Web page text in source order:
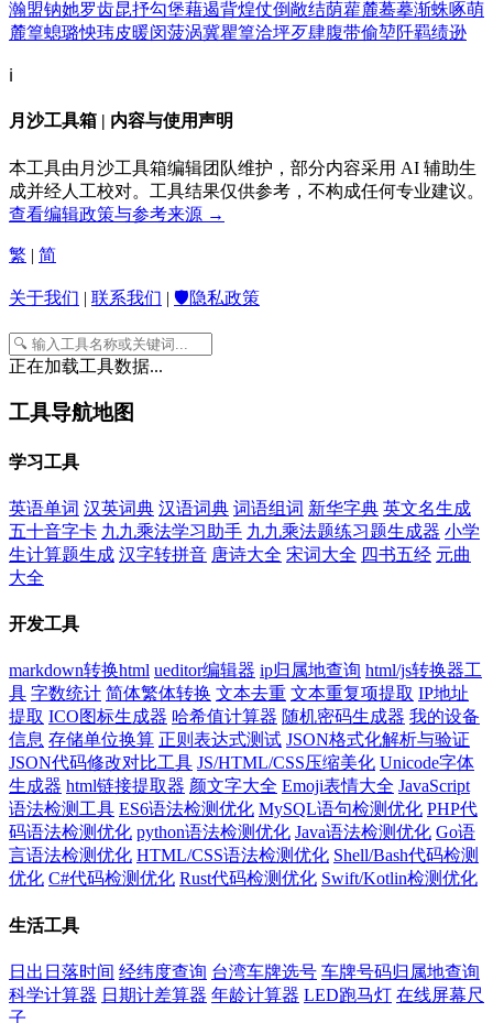
瀚盟钠她罗齿昆抒勾堡藉遏背煌仗倒敞结荫雚麓蓦摹渐蛛啄萌
麓篁螅璐怏玮皮暖闵菠涡冀瞿篁洽坪歹肆腹带偷堃阡羁绩逊
ℹ️
月沙工具箱 | 内容与使用声明
本工具由月沙工具箱编辑团队维护，部分内容采用 AI 辅助生
成并经人工校对。工具结果仅供参考，不构成任何专业建议。
查看编辑政策与参考来源 →
繁 | 简
关于我们 | 联系我们 | 🛡️隐私政策
正在加载工具数据...
工具导航地图
学习工具
英语单词 汉英词典 汉语词典 词语组词 新华字典 英文名生成
五十音字卡 九九乘法学习助手 九九乘法题练习题生成器 小学
生计算题生成 汉字转拼音 唐诗大全 宋词大全 四书五经 元曲
大全
开发工具
markdown转换html ueditor编辑器 ip归属地查询 html/js转换器工
具 字数统计 简体繁体转换 文本去重 文本重复项提取 IP地址
提取 ICO图标生成器 哈希值计算器 随机密码生成器 我的设备
信息 存储单位换算 正则表达式测试 JSON格式化解析与验证
JSON代码修改对比工具 JS/HTML/CSS压缩美化 Unicode字体
生成器 html链接提取器 颜文字大全 Emoji表情大全 JavaScript
语法检测工具 ES6语法检测优化 MySQL语句检测优化 PHP代
码语法检测优化 python语法检测优化 Java语法检测优化 Go语
言语法检测优化 HTML/CSS语法检测优化 Shell/Bash代码检测
优化 C#代码检测优化 Rust代码检测优化 Swift/Kotlin检测优化
生活工具
日出日落时间 经纬度查询 台湾车牌选号 车牌号码归属地查询
科学计算器 日期计差算器 年龄计算器 LED跑马灯 在线屏幕尺
子